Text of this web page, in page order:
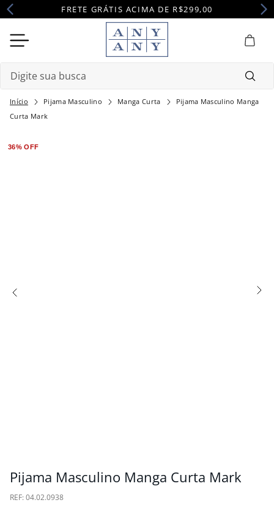
FRETE GRÁTIS ACIMA DE R$299,00
Pijama Masculino Manga Curta
Pijama Masculino Manga
Curta Mark
36%OFF
Pijama Masculino Manga Curta Mark
: 04.02.0938
Termos mais buscados
2º pijama